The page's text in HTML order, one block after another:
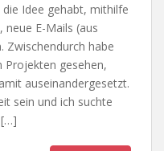
Idee gehabt, mithilfe
neue E-Mails (aus
Zwischendurch habe
Projekten gesehen,
auseinandergesetzt.
sein und ich suchte
[…]